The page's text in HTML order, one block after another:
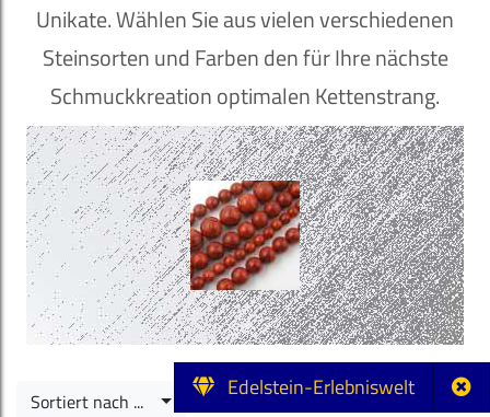
Edelstein-Erlebniswelt
Unikate. Wählen Sie aus vielen verschiedenen
Steinsorten und Farben den für Ihre nächste
Schmuckkreation optimalen Kettenstrang.
5 Produkte
Sortiert nach ...